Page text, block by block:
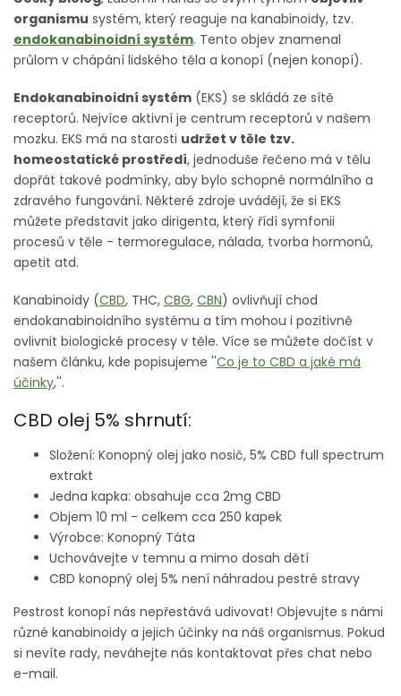
organismu systém, který reaguje na kanabinoidy, tzv.
endokanabinoidní systém. Tento objev znamenal
průlom v chápání lidského těla a konopí (nejen konopí).
Endokanabinoidní systém (EKS) se skládá ze sítě
receptorů. Nejvíce aktivní je centrum receptorů v našem
mozku. EKS má na starosti udržet v těle tzv.
homeostatické prostředí, jednoduše řečeno má v tělu
dopřát takové podmínky, aby bylo schopné normálního a
zdravého fungování. Některé zdroje uvádějí, že si EKS
můžete představit jako dirigenta, který řídí symfonii
procesů v těle - termoregulace, nálada, tvorba hormonů,
apetit atd.
Kanabinoidy (CBD, THC, CBG, CBN) ovlivňují chod
endokanabinoidního systému a tím mohou i pozitivně
ovlivnit biologické procesy v těle. Více se můžete dočíst v
našem článku, kde popisujeme ''Co je to CBD a jaké má
účinky,''.
CBD olej 5% shrnutí:
Složení: Konopný olej jako nosič, 5% CBD full spectrum
extrakt
Jedna kapka: obsahuje cca 2mg CBD
Objem 10 ml - celkem cca 250 kapek
Výrobce: Konopný Táta
Uchovávejte v temnu a mimo dosah dětí
CBD konopný olej 5% není náhradou pestré stravy
Pestrost konopí nás nepřestává udivovat! Objevujte s námi
různé kanabinoidy a jejich účinky na náš organismus. Pokud
si nevíte rady, neváhejte nás kontaktovat přes chat nebo
e-mail.